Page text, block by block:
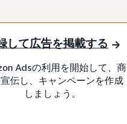
して広告を掲載する
Adsの利用を開始して、商
伝し、キャンペーンを作成
しましょう。